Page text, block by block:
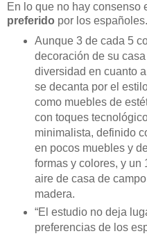
En lo que no hay consenso
preferido por los españoles.
Aunque 3 de cada 5
decoración de su
diversidad en cuanto
se decanta por el
como muebles de
con toques
minimalista, definido
en pocos muebles y
formas y colores, y un
aire de casa de
madera.
“El estudio no deja
preferencias de los